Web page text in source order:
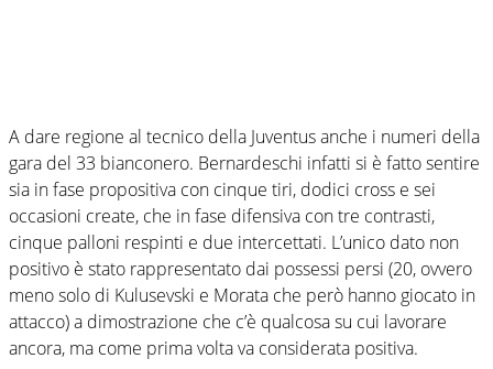
A dare regione al tecnico della Juventus anche i numeri della
gara del 33 bianconero. Bernardeschi infatti si è fatto sentire
sia in fase propositiva con cinque tiri, dodici cross e sei
occasioni create, che in fase difensiva con tre contrasti,
cinque palloni respinti e due intercettati. L’unico dato non
positivo è stato rappresentato dai possessi persi (20, ovvero
meno solo di Kulusevski e Morata che però hanno giocato in
attacco) a dimostrazione che c’è qualcosa su cui lavorare
ancora, ma come prima volta va considerata positiva.